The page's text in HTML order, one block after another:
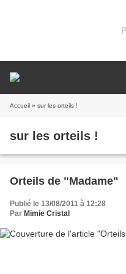
Accueil » sur les orteils !
sur les orteils !
Orteils de "Madame"
Publié le 13/08/2011 à 12:28
Par Mimie Cristal